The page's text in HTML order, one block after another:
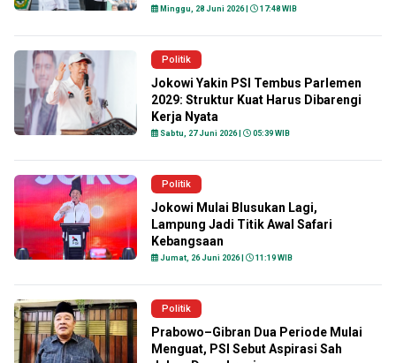
Minggu, 28 Juni 2026 | 17:48 WIB
Politik
Jokowi Yakin PSI Tembus Parlemen
2029: Struktur Kuat Harus Dibarengi
Kerja Nyata
Sabtu, 27 Juni 2026 | 05:39 WIB
Politik
Jokowi Mulai Blusukan Lagi,
Lampung Jadi Titik Awal Safari
Kebangsaan
Jumat, 26 Juni 2026 | 11:19 WIB
Politik
Prabowo–Gibran Dua Periode Mulai
Menguat, PSI Sebut Aspirasi Sah